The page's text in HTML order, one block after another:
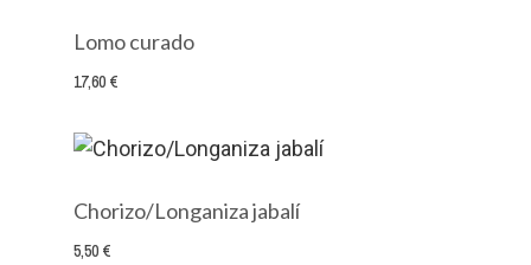
Lomo curado
17,60 €
Chorizo/Longaniza jabalí
5,50 €